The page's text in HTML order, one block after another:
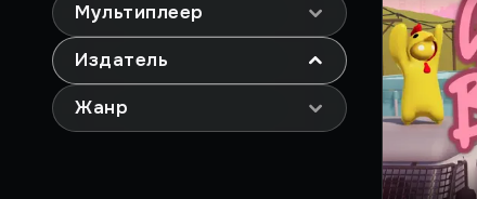
Мультиплеер
Издатель
Жанр